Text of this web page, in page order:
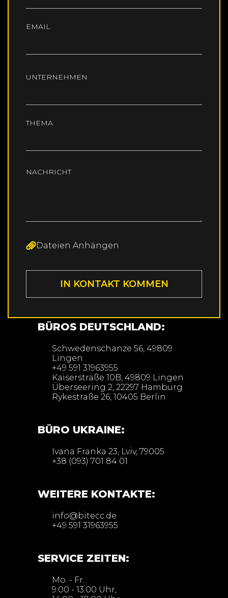
EMAIL
UNTERNEHMEN
THEMA
NACHRICHT
Dateien Anhängen
BÜROS DEUTSCHLAND:
Schwedenschanze 56, 49809
Lingen
+49 591 31963955
Kaiserstraße 10B, 49809 Lingen
Überseering 2, 22297 Hamburg
Rykestraße 26, 10405 Berlin
BÜRO UKRAINE:
Ivana Franka 23, Lviv, 79005
+38 (093) 701 84 01
WEITERE KONTAKTE:
info@bitecc.de
+49 591 31963955
SERVICE ZEITEN:
Mo. - Fr.:
9:00 - 13:00 Uhr,